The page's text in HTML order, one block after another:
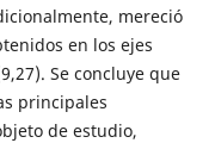
mereció
en los ejes
Se concluye que
principales
de estudio,